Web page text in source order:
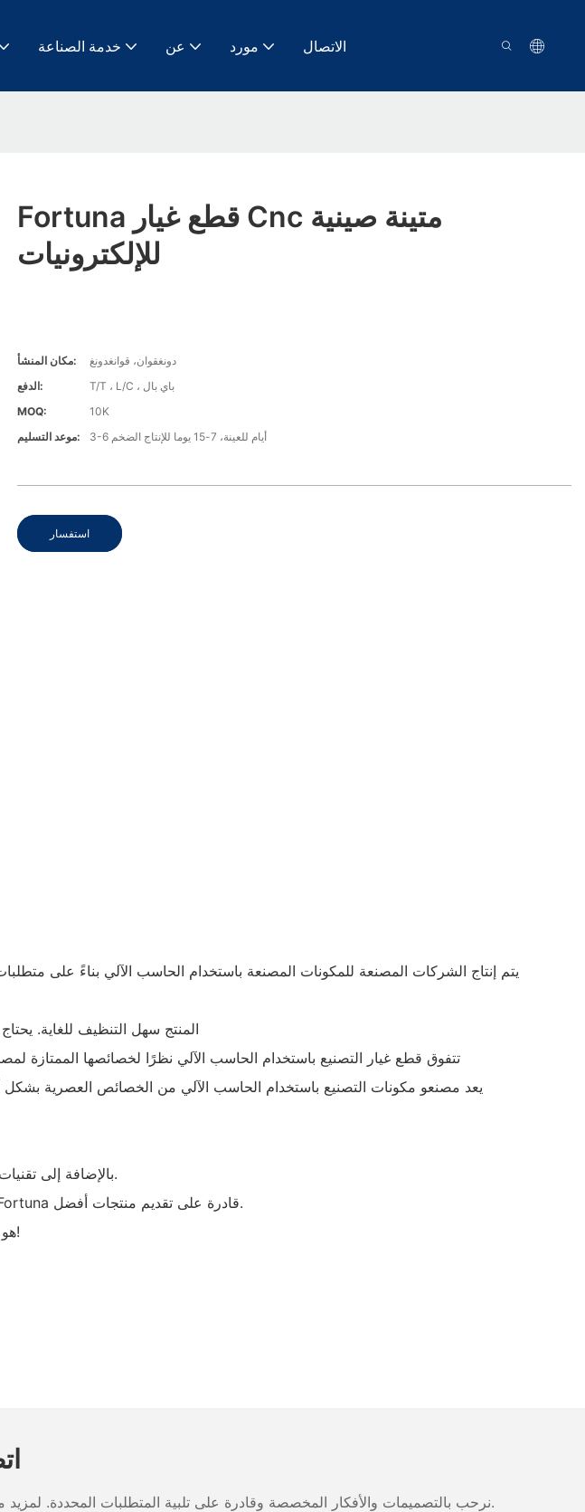
خدمة الصناعة عن مورد الاتصال
Fortuna قطع غيار Cnc متينة صينية
للإلكترونيات
مكان المنشأ:
دونغقوان، قوانغدونغ
الدفع:
T/T ، L/C ، باي بال
MOQ:
10K
موعد التسليم:
3-6 أيام للعينة، 7-15 يوما للإنتاج الضخم
استفسار
المنتج سهل التنظيف للغاية.
تتفوق قطع غيار التصنيع باستخدام الحاسب الآلي نظرًا لخصائصها الممتازة
يعد مصنعو مكونات التصنيع باستخدام الحاسب الآلي من الخصائص العصرية بشكل
دونغقوان Fortuna شركة المعادن المحدودة وقد طورت سلسلة من قطع غيار CNC، بالإضافة إلى تقنيات ضمان الجودة.
مع فريق من ذوي الخبرة الذين لديهم خبرة في تصنيع قطع غيار السيارات باستخدام الحاسب الآلي، Fortuna قادرة على تقديم منتجات أفضل.
رغبة Fortuna هو أن نكون المورد الرائد للمكونات المصنعة باستخدام الحاسب الآلي. احصل على عرض!
نرحب بالتصميمات والأفكار المخصصة وقادرة على تلبية المتطلبات المحددة. لمزيد من المعلومات، يرجى زيارة الموقع الإلكتروني أو الاتصال بنا مباشرة مع أسئلة أو استفسارات.